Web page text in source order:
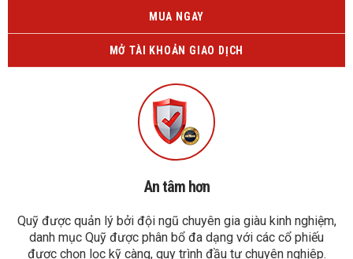
MUA NGAY
MỞ TÀI KHOẢN GIAO DỊCH
An tâm hơn
Quỹ được quản lý bởi đội ngũ chuyên gia giàu kinh nghiệm,
danh mục Quỹ được phân bổ đa dạng với các cổ phiếu
được chọn lọc kỹ càng, quy trình đầu tư chuyên nghiêp.